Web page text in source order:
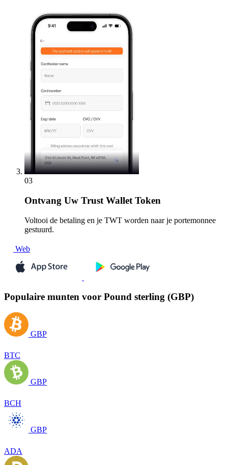
03
Ontvang Uw Trust Wallet Token
Voltooi de betaling en je TWT worden naar je portemonnee
gestuurd.
Web
Populaire munten voor Pound sterling (GBP)
GBP
BTC
GBP
BCH
GBP
ADA